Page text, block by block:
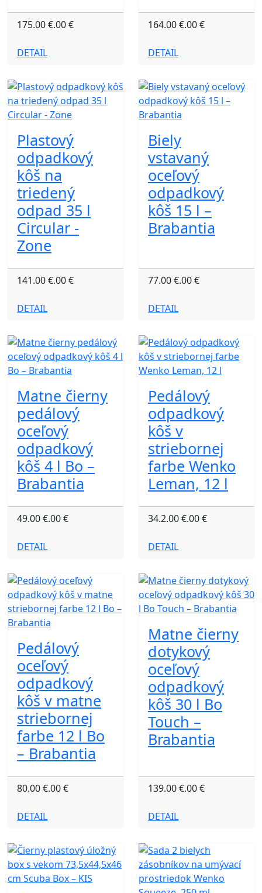
175.00 €.00 €
DETAIL
164.00 €.00 €
DETAIL
Plastový
odpadkový
kôš na
triedený
odpad 35 l
Circular -
Zone
141.00 €.00 €
DETAIL
Biely
vstavaný
oceľový
odpadkový
kôš 15 l –
Brabantia
77.00 €.00 €
DETAIL
Matne čierny
pedálový
oceľový
odpadkový
kôš 4 l Bo –
Brabantia
49.00 €.00 €
DETAIL
Pedálový
odpadkový
kôš v
striebornej
farbe Wenko
Leman, 12 l
34.2.00 €.00 €
DETAIL
Pedálový
oceľový
odpadkový
kôš v matne
striebornej
farbe 12 l Bo
– Brabantia
80.00 €.00 €
DETAIL
Matne čierny
dotykový
oceľový
odpadkový
kôš 30 l Bo
Touch –
Brabantia
139.00 €.00 €
DETAIL